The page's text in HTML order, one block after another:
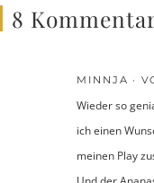
8
MINNJA
Wieder so
ich einen
meinen Play